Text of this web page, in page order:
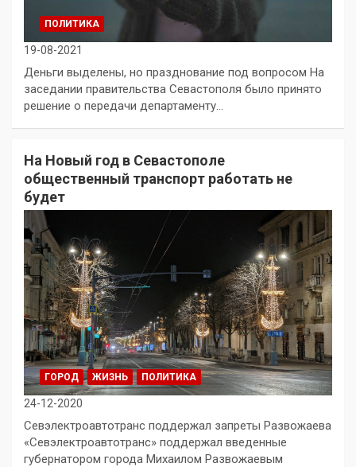
ПОЛИТИКА
19-08-2021
Деньги выделены, но празднование под вопросом На
заседании правительства Севастополя было принято
решение о передачи департаменту…
На Новый год в Севастополе
общественный транспорт работать не
будет
ГОРОД ЖИЗНЬ ПОЛИТИКА
24-12-2020
Севэлектроавтотранс поддержал запреты Развожаева
«Севэлектроавтотранс» поддержал введенные
губернатором города Михаилом Развожаевым